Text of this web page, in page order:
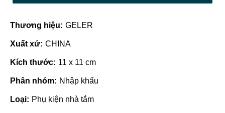
Thương hiệu: GELER
Xuất xứ: CHINA
Kích thước: 11 x 11 cm
Phân nhóm: Nhập khẩu
Loại: Phụ kiện nhà tắm